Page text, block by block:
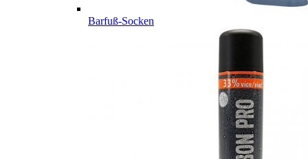
Barfuß-Socken